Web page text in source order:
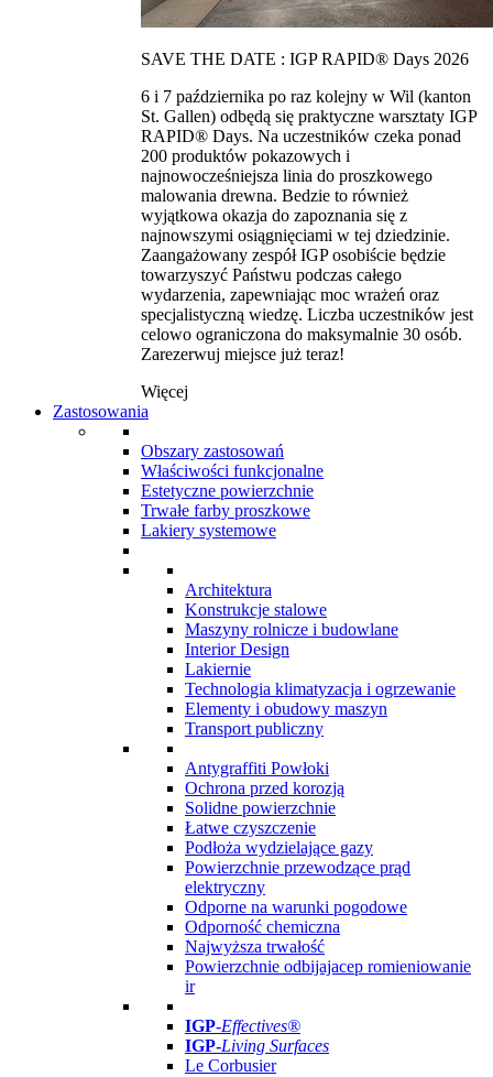
SAVE THE DATE : IGP RAPID® Days 2026
6 i 7 października po raz kolejny w Wil (kanton
St. Gallen) odbędą się praktyczne warsztaty IGP
RAPID® Days. Na uczestników czeka ponad
200 produktów pokazowych i
najnowocześniejsza linia do proszkowego
malowania drewna. Bedzie to również
wyjątkowa okazja do zapoznania się z
najnowszymi osiągnięciami w tej dziedzinie.
Zaangażowany zespół IGP osobiście będzie
towarzyszyć Państwu podczas całego
wydarzenia, zapewniając moc wrażeń oraz
specjalistyczną wiedzę. Liczba uczestników jest
celowo ograniczona do maksymalnie 30 osób.
Zarezerwuj miejsce już teraz!
Więcej
Zastosowania
Obszary zastosowań
Właściwości funkcjonalne
Estetyczne powierzchnie
Trwałe farby proszkowe
Lakiery systemowe
Architektura
Konstrukcje stalowe
Maszyny rolnicze i budowlane
Interior Design
Lakiernie
Technologia klimatyzacja i ogrzewanie
Elementy i obudowy maszyn
Transport publiczny
Antygraffiti Powłoki
Ochrona przed korozją
Solidne powierzchnie
Łatwe czyszczenie
Podłoża wydzielające gazy
Powierzchnie przewodzące prąd
elektryczny
Odporne na warunki pogodowe
Odporność chemiczna
Najwyższa trwałość
Powierzchnie odbijajacep romieniowanie
ir
IGP-Effectives®
IGP-Living Surfaces
Le Corbusier